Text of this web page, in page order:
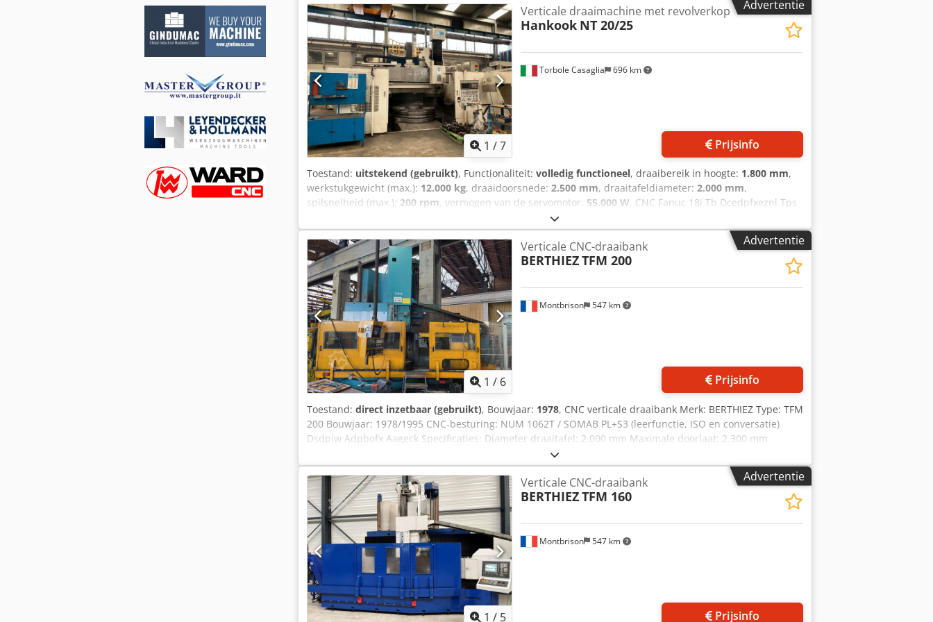
Freesaandrijfkoppel: 710 Nm
Advertentie
1 /7
Torbole Casaglia 696 km
Verticale draaimachine met revolverkop
Hankook NT 20/25
Prijsinfo
Toestand: uitstekend (gebruikt), Functionaliteit: volledig functioneel, draaibereik in hoogte: 1.800 mm,
werkstukgewicht (max.): 12.000 kg, draaidoorsnede: 2.500 mm, draaitafeldiameter: 2.000 mm,
spilsnelheid (max.): 200 rpm, vermogen van de servomotor: 55.000 W, CNC Fanuc 18i Tb Dcedpfxeznl Tps
Aagsk Draaibare diameter: 2500 mm Maximale draaibare hoogte: 1800 mm X-as slag: -200 - +2150 mm
Slag van de draaibankkop: 1000 mm Afmetingen draaibankkop: 240 x 240 mm Vermogen van de
spindelmotor: 55 kW Spindeltoerental: 200 omwentelingen/minuut Diameter van het draaibaar platform:
2000 mm - 4 onafhankelijke Morse-kegels Maximaal toegestaan gewicht: 12 ton Aantal snelheden: 2
Gereedschapswisselaar: 12 posities Verplaatsbare traverse GEBRUIKTE MACHINE
Advertentie
1 / 6
Montbrison 547 km
Verticale CNC-draaibank
BERTHIEZTFM 200
Prijsinfo
Toestand: direct inzetbaar (gebruikt), Bouwjaar: 1978, CNC verticale draaibank Merk: BERTHIEZ Type: TFM
200 Bouwjaar: 1978/1995 CNC-besturing: NUM 1062T / SOMAB PL+S3 (leerfunctie, ISO en conversatie)
Dsdpjw Adpbofx Aageck Specificaties: Diameter draaitafel: 2.000 mm Maximale doorlaat: 2.300 mm
Bewerkbare hoogte: 2.000 mm Belasting op draaitafel: 20 ton Draaitafelsnelheden: 1,6 - 200 tpm
Draaitafelmotor: 55 kW Dwarsslede sectie: 200 x 200 mm Normale tafelhoogte vanaf vloer: 731 mm
Verticale traverseoverbrugging: 1.300 mm Traversevoeding: 400 mm/min Verticale slag dwarsslede: 1.600
mm Slag wagen rechts van het tafelcentrum: 1.280 mm Slag wagen links van het tafelcentrum: 400 mm
Voedingsbereik traploos: 0,05 - 24 mm/omw In CNC-bediening: 0,2 - 360 mm/min Snelverplaatsing: 6.000
mm/min Uitgerust met: Gereedschapswisselaar met 12 posities Spaanafvoerinstallatie
Advertentie
1 / 5
Montbrison 547 km
Verticale CNC-draaibank
BERTHIEZTFM 160
Prijsinfo